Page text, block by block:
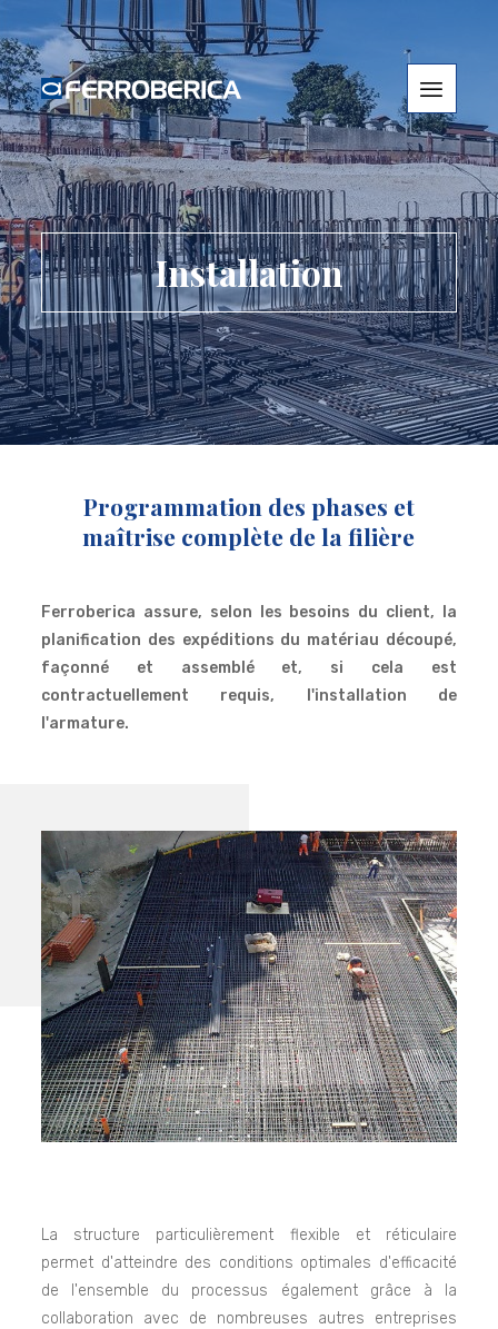
Installation
Programmation des phases et
maîtrise complète de la filière
Ferroberica assure, selon les besoins du client, la
planification des expéditions du matériau découpé,
façonné et assemblé et, si cela est
contractuellement requis, l'installation de
l'armature.
La structure particulièrement flexible et réticulaire
permet d'atteindre des conditions optimales d'efficacité
de l'ensemble du processus également grâce à la
collaboration avec de nombreuses autres entreprises